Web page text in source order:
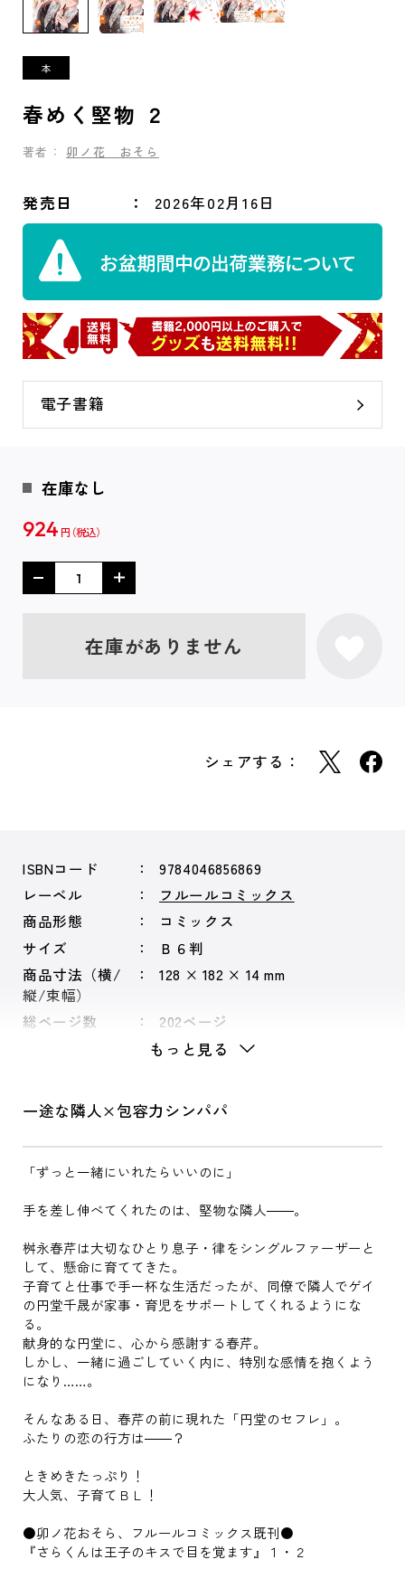
春めく堅物 ２
著者： 卯ノ花 おそら
発売日 2026年02月16日
電子書籍
在庫なし
924 円
在庫がありません
シェアする：
ISBNコード
9784046856869
レーベル
フルールコミックス
商品形態
コミックス
サイズ
Ｂ６判
商品寸法（横/
縦/束幅）
128 × 182 × 14 mm
総ページ数 202ページ
もっと見る
一途な隣人×包容力シンパパ
「ずっと一緒にいれたらいいのに」
手を差し伸べてくれたのは、堅物な隣人――。
桝永春芹は大切なひとり息子・律をシングルファーザーと
して、懸命に育ててきた。
子育てと仕事で手一杯な生活だったが、同僚で隣人でゲイ
の円堂千晟が家事・育児をサポートしてくれるようにな
る。
献身的な円堂に、心から感謝する春芹。
しかし、一緒に過ごしていく内に、特別な感情を抱くよう
になり……。
そんなある日、春芹の前に現れた「円堂のセフレ」。
ふたりの恋の行方は――？
ときめきたっぷり！
大人気、子育てＢＬ！
●卯ノ花おそら、フルールコミックス既刊●
『さらくんは王子のキスで目を覚ます』１・２